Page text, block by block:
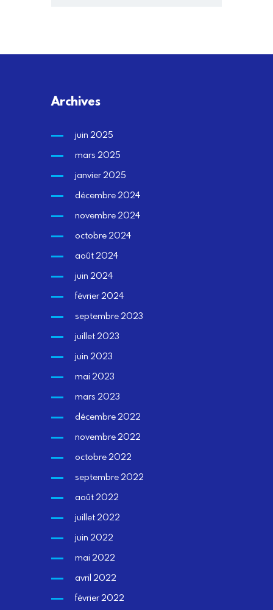
Archives
juin 2025
mars 2025
janvier 2025
décembre 2024
novembre 2024
octobre 2024
août 2024
juin 2024
février 2024
septembre 2023
juillet 2023
juin 2023
mai 2023
mars 2023
décembre 2022
novembre 2022
octobre 2022
septembre 2022
août 2022
juillet 2022
juin 2022
mai 2022
avril 2022
février 2022